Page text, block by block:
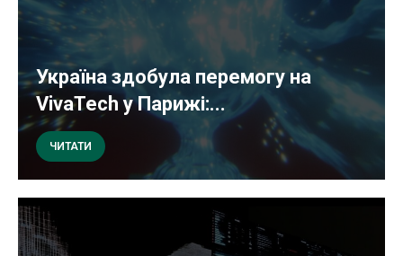
Україна здобула перемогу на
VivaTech у Парижі:...
ЧИТАТИ